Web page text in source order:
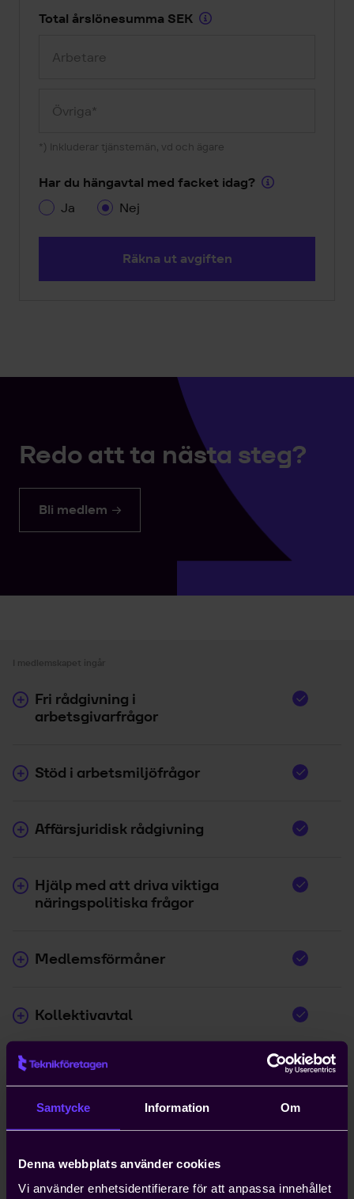
Samtycke Information Om
Denna webbplats använder cookies
Vi använder enhetsidentifierare för att anpassa innehållet
Total årslönesumma SEK
*) Inkluderar tjänstemän, vd och ägare
Har du hängavtal med facket idag?
Ja
Nej
Räkna ut avgiften
Redo att ta nästa steg?
Bli medlem
I medlemskapet ingår
Fri rådgivning i
arbetsgivarfrågor
Stöd i arbetsmiljöfrågor
Affärsjuridisk rådgivning
Hjälp med att driva viktiga
näringspolitiska frågor
Medlemsförmåner
Kollektivavtal
Hjälp med ansökningar om
arbetstillstånd
och försäkringslösningar